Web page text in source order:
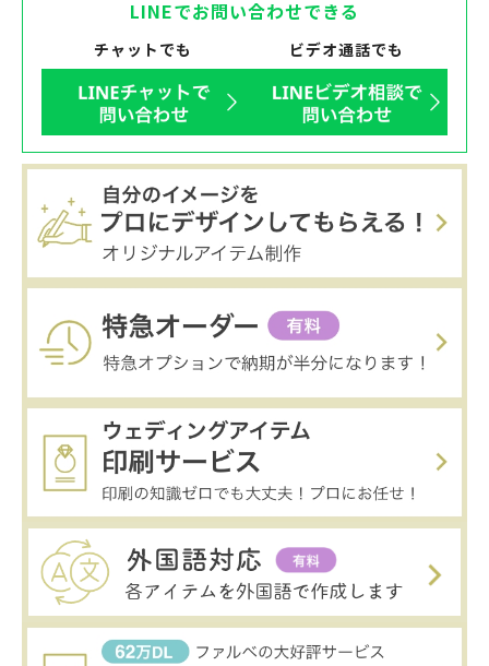
LINEでお問い合わせできる
チャットでも ビデオ通話でも